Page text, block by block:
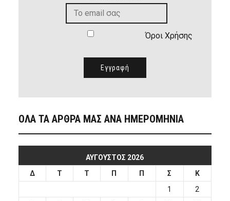
Όροι Χρήσης
ΟΛΑ ΤΑ ΑΡΘΡΑ ΜΑΣ ΑΝΑ ΗΜΕΡΟΜΗΝΙΑ
ΑΎΓΟΥΣΤΟΣ 2026
Δ
Τ Τ Π Π Σ
Κ
1
2